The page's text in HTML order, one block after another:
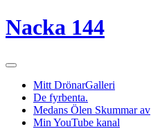
Nacka 144
Mitt DrönarGalleri
De fyrbenta.
Medans Ölen Skummar av
Min YouTube kanal